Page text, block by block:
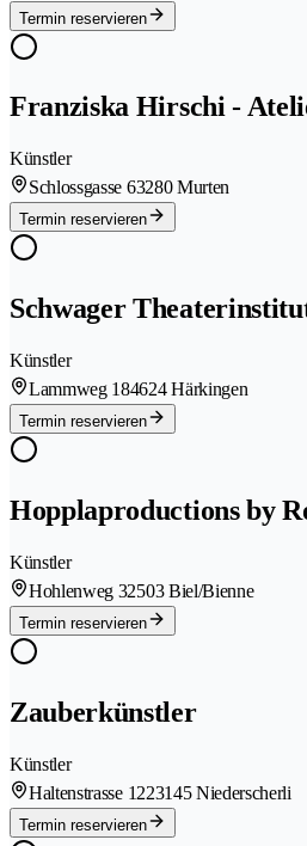
Termin reservieren
Franziska Hirschi -
Künstler
Schlossgasse 63280 Murten
Termin reservieren
Schwager
Künstler
Lammweg 184624 Härkingen
Termin reservieren
Hopplaproductions by
Künstler
Hohlenweg 32503 Biel/Bienne
Termin reservieren
Zauberkünstler
Künstler
Haltenstrasse 1223145 Niederscherli
Termin reservieren